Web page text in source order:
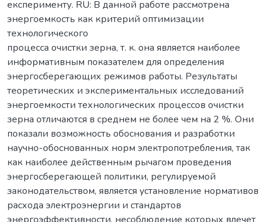
експерименту. RU: В данной работе рассмотрена
энергоемкость как критерий оптимизации
технологического
процесса очистки зерна, т. к. она является наиболее
информативным показателем для определения
энергосберегающих режимов работы. Результаты
теоретических и экспериментальных исследований
энергоемкости технологических процессов очистки
зерна отличаются в среднем не более чем на 2 %. Они
показали возможность обоснования и разработки
научно-обоснованных норм электропотребления, так
как наиболее действенным рычагом проведения
энергосберегающей политики, регулируемой
законодательством, является установление нормативов
расхода электроэнергии и стандартов